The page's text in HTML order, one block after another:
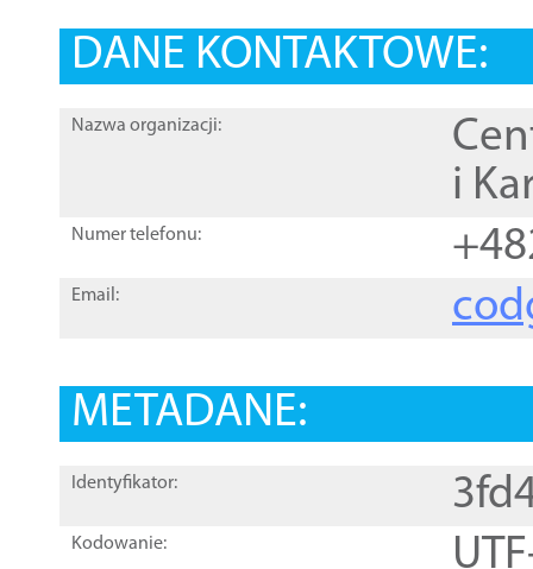
DANE KONTAKTOWE:
Nazwa organizacji:
i
Numer telefonu:
Email:
METADANE:
Identyfikator:
Kodowanie: